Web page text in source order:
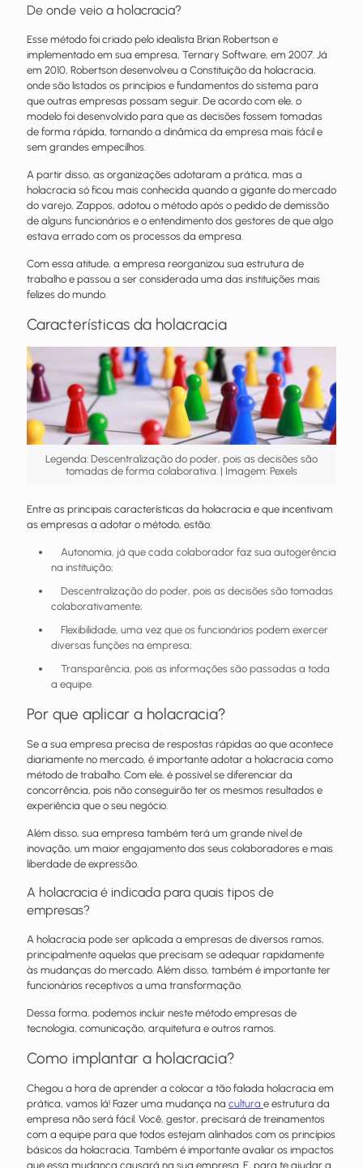
De onde veio a holacracia?
Esse método foi criado pelo idealista Brian Robertson e
implementado em sua empresa, Ternary Software, em 2007. Já
em 2010, Robertson desenvolveu a Constituição da holacracia,
onde são listados os princípios e fundamentos do sistema para
que outras empresas possam seguir. De acordo com ele, o
modelo foi desenvolvido para que as decisões fossem tomadas
de forma rápida, tornando a dinâmica da empresa mais fácil e
sem grandes empecilhos.
A partir disso, as organizações adotaram a prática, mas a
holacracia só ficou mais conhecida quando a gigante do mercado
do varejo, Zappos, adotou o método após o pedido de demissão
de alguns funcionários e o entendimento dos gestores de que algo
estava errado com os processos da empresa.
Com essa atitude, a empresa reorganizou sua estrutura de
trabalho e passou a ser considerada uma das instituições mais
felizes do mundo.
Características da holacracia
Legenda: Descentralização do poder, pois as decisões são
tomadas de forma colaborativa. | Imagem: Pexels
Entre as principais características da holacracia e que incentivam
as empresas a adotar o método, estão:
Autonomia, já que cada colaborador faz sua autogerência
na instituição;
Descentralização do poder, pois as decisões são tomadas
colaborativamente;
Flexibilidade, uma vez que os funcionários podem exercer
diversas funções na empresa;
Transparência, pois as informações são passadas a toda
a equipe.
Por que aplicar a holacracia?
Se a sua empresa precisa de respostas rápidas ao que acontece
diariamente no mercado, é importante adotar a holacracia como
método de trabalho. Com ele, é possível se diferenciar da
concorrência, pois não conseguirão ter os mesmos resultados e
experiência que o seu negócio.
Além disso, sua empresa também terá um grande nível de
inovação, um maior engajamento dos seus colaboradores e mais
liberdade de expressão.
A holacracia é indicada para quais tipos de
empresas?
A holacracia pode ser aplicada a empresas de diversos ramos,
principalmente aquelas que precisam se adequar rapidamente
às mudanças do mercado. Além disso, também é importante ter
funcionários receptivos a uma transformação.
Dessa forma, podemos incluir neste método empresas de
tecnologia, comunicação, arquitetura e outros ramos.
Como implantar a holacracia?
Chegou a hora de aprender a colocar a tão falada holacracia em
prática, vamos lá! Fazer uma mudança na cultura e estrutura da
empresa não será fácil. Você, gestor, precisará de treinamentos
com a equipe para que todos estejam alinhados com os princípios
básicos da holacracia. Também é importante avaliar os impactos
que essa mudança causará na sua empresa. E, para te ajudar a